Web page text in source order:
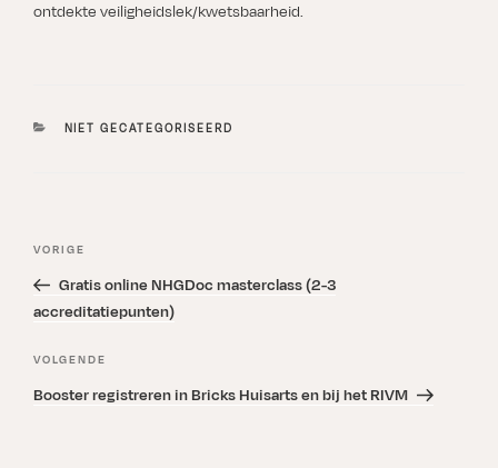
ontdekte veiligheidslek/kwetsbaarheid.
CATEGORIEËN
NIET GECATEGORISEERD
Vorig
bericht
VORIGE
Gratis online NHGDoc masterclass (2-3
accreditatiepunten)
Volgend
bericht
VOLGENDE
Booster registreren in Bricks Huisarts en bij het RIVM